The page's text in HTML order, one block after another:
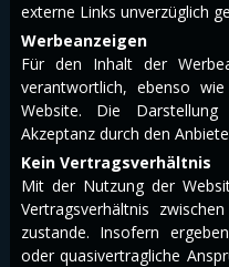
externe Links unverzüglich
Werbeanzeigen
Für den Inhalt der
verantwortlich, ebenso
Website. Die
Akzeptanz durch den
Kein Vertragsverhältnis
Mit der Nutzung der
Vertragsverhältnis
zustande. Insofern
oder quasivertragliche